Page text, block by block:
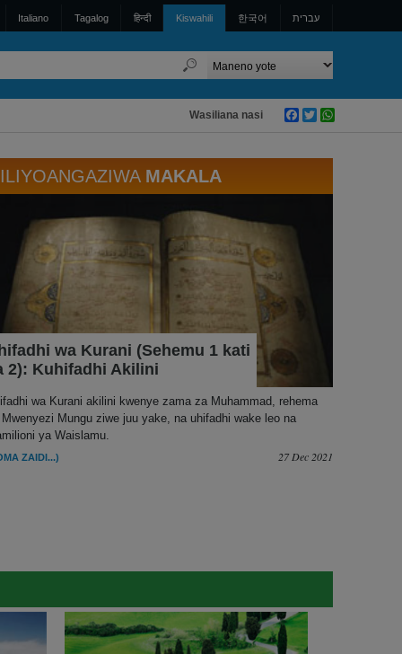
Italiano Tagalog हिन्दी Kiswahili 한국어 עברית
Facebook
Twitter
Wasiliana nasi
ILIYOANGAZIWA MAKALA
wa Kurani (Sehemu 1 kati
2): Kuhifadhi Akilini
wa Kurani akilini kwenye zama za Muhammad, rehema
Mungu ziwe juu yake, na uhifadhi wake leo na
ya Waislamu.
ZAIDI...) 27 Dec 2021